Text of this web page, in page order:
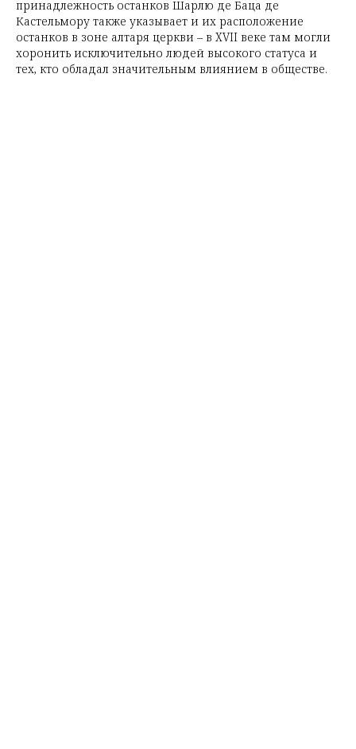
принадлежность останков Шарлю де Баца де
Кастельмору также указывает и их расположение
останков в зоне алтаря церкви – в XVII веке там могли
хоронить исключительно людей высокого статуса и
тех, кто обладал значительным влиянием в обществе.